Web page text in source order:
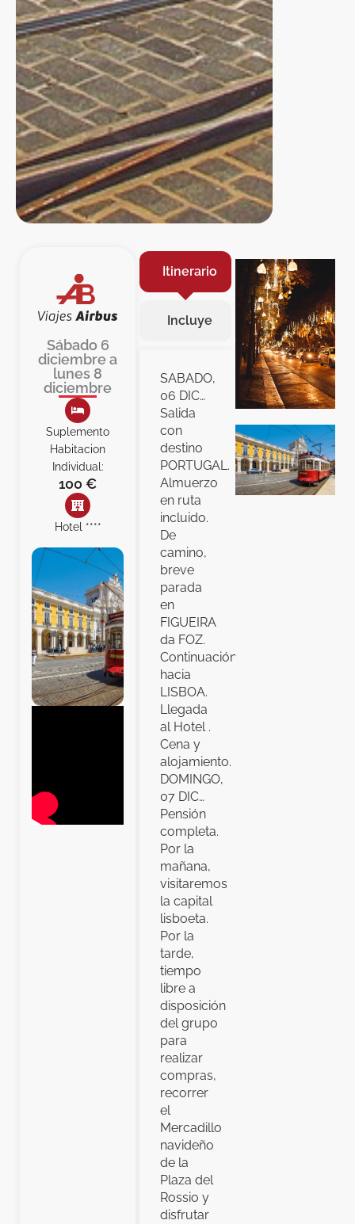
Sábado 6
diciembre a
lunes 8
diciembre
Suplemento
Habitacion
Individual:
100 €
Hotel ****
Itinerario
Incluye
SABADO,
06 DIC…
Salida
con
destino
PORTUGAL.
Almuerzo
en ruta
incluido.
De
camino,
breve
parada
en
FIGUEIRA
da FOZ.
Continuación
hacia
LISBOA.
Llegada
al Hotel .
Cena y
alojamiento.
DOMINGO,
07 DIC…
Pensión
completa.
Por la
mañana,
visitaremos
la capital
lisboeta.
Por la
tarde,
tiempo
libre a
disposición
del grupo
para
realizar
compras,
recorrer
el
Mercadillo
navideño
de la
Plaza del
Rossio y
disfrutar